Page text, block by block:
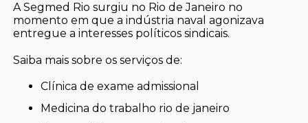
A Segmed Rio surgiu no Rio de Janeiro no
momento em que a indústria naval agonizava
entregue a interesses políticos sindicais.
Saiba mais sobre os serviços de:
clínica de exame admissional
medicina do trabalho rio de janeiro